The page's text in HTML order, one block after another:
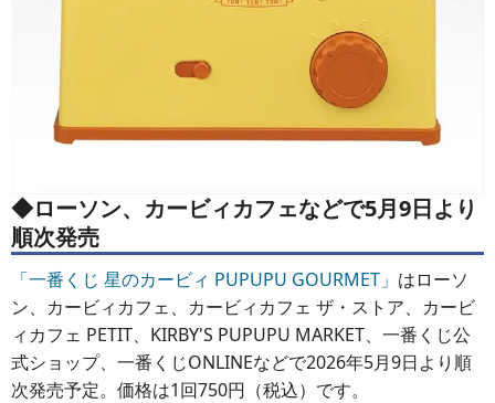
◆ローソン、カービィカフェなどで5月9日より
順次発売
「一番くじ 星のカービィ PUPUPU GOURMET」 はローソ
ン、カービィカフェ、カービィカフェ ザ・ストア、カービ
ィカフェ PETIT、KIRBY'S PUPUPU MARKET、一番くじ公
式ショップ、一番くじONLINEなどで2026年5月9日より順
次発売予定。価格は1回750円（税込）です。